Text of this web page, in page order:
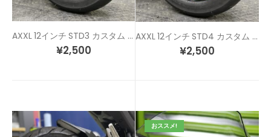
AXXL 12インチ STD3 カスタム リムステッカー
¥2,500
AXXL 12インチ STD4 カスタム リムステッカー
¥2,500
おススメ!